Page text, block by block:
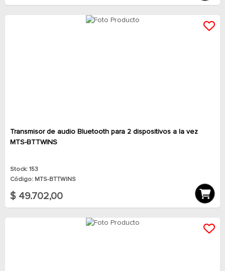
Transmisor de audio Bluetooth para 2 dispositivos a la vez
MTS-BTTWINS
Stock: 153
Código: MTS-BTTWINS
$ 49.702,00